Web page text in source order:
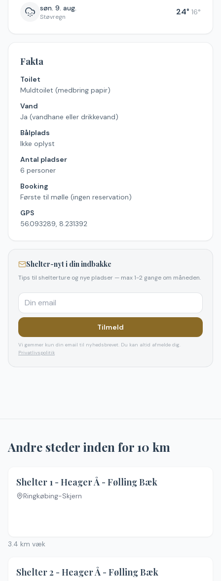
søn. 9. aug.
Støvregn 24° 16°
Fakta
Toilet
Muldtoilet (medbring papir)
Vand
Ja (vandhane eller drikkevand)
Bålplads
Ikke oplyst
Antal pladser
6 personer
Booking
Første til mølle (ingen reservation)
GPS
56.093289, 8.231392
Shelter-nyt i din indbakke
Tips til shelterture og nye pladser — max 1-2 gange om måneden.
Tilmeld
Vi gemmer kun din email til nyhedsbrevet. Du kan altid afmelde dig.
Privatlivspolitik
Andre steder inden for10 km
Shelter 1 - Heager Å - Følling Bæk
Ringkøbing-Skjern
3.4 km væk
Shelter 2 - Heager Å - Følling Bæk